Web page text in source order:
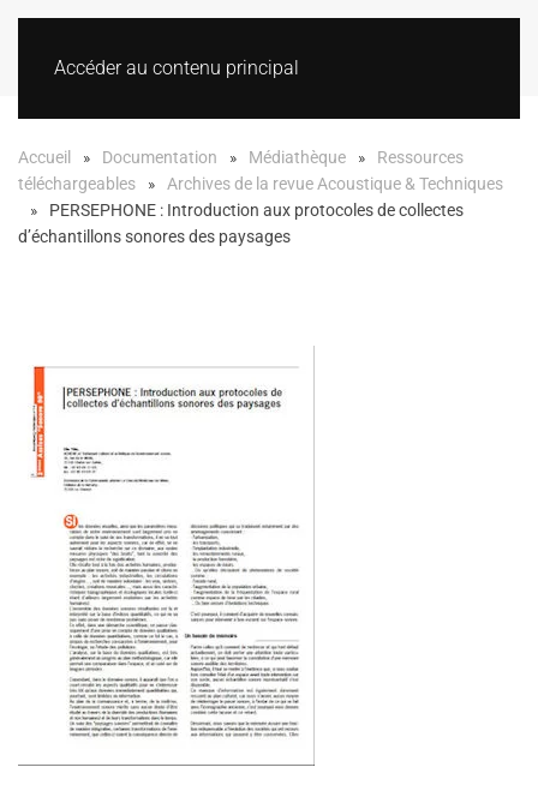
Accéder au contenu principal
Accueil Documentation Médiathèque
Ressources
téléchargeables
Archives de la revue Acoustique & Techniques
PERSEPHONE : Introduction aux protocoles de collectes
d’échantillons sonores des paysages